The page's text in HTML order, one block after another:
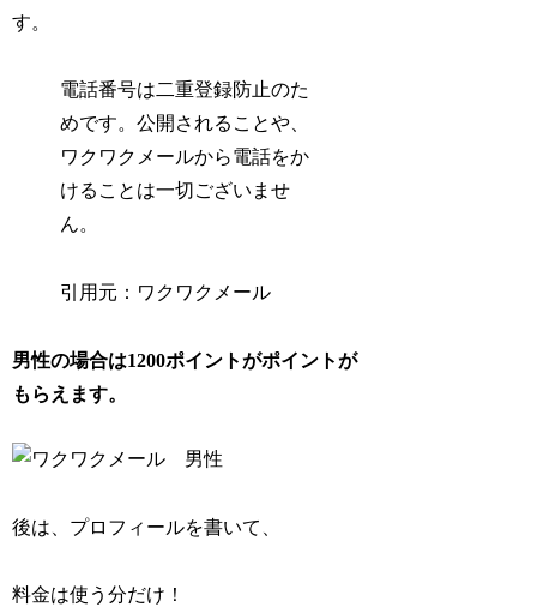
す。
電話番号は二重登録防止のた
めです。公開されることや、
ワクワクメールから電話をか
けることは一切ございませ
ん。
引用元：ワクワクメール
男性の場合は1200ポイントがポイントが
もらえます。
後は、プロフィールを書いて、
料金は使う分だけ！